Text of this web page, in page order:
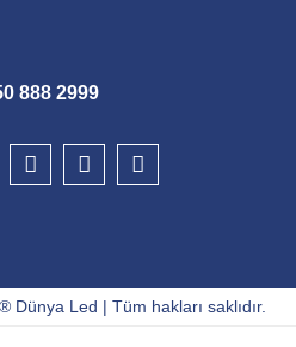
888 2999
Dünya Led | Tüm hakları saklıdır.